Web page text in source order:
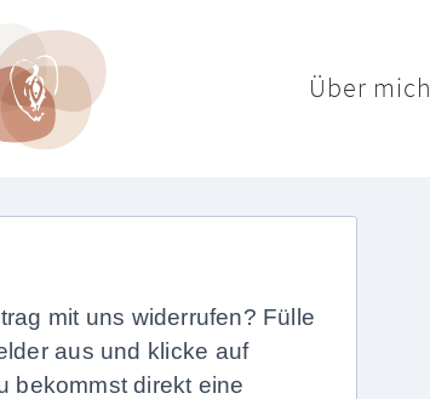
Über mich
mit uns widerrufen? Fülle
aus und klicke auf
bekommst direkt eine